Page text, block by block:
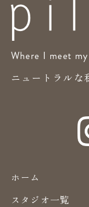
Where I meet
ニュートラルな
ホーム
スタジオ一覧